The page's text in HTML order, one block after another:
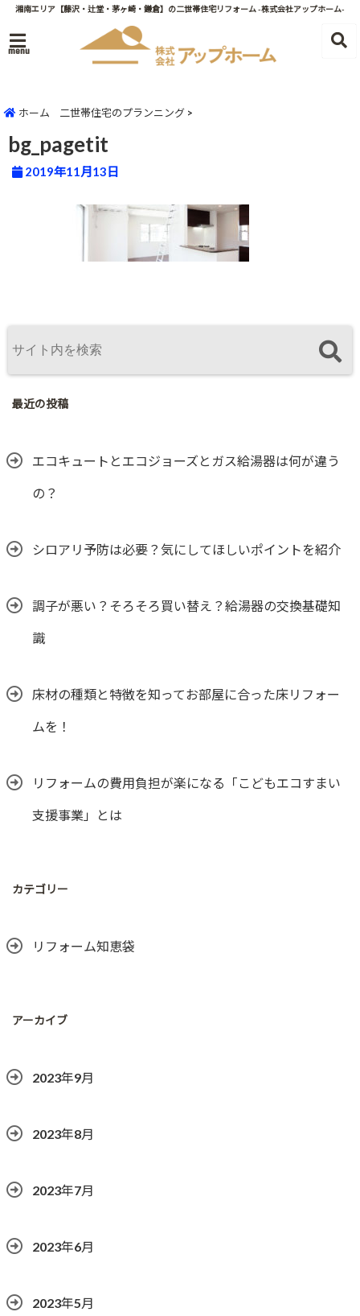
湘南エリア【藤沢・辻堂・茅ヶ崎・鎌倉】の二世帯住宅リフォーム -株式会社アップホーム-
menu
ホーム 二世帯住宅のプランニング >
bg_pagetit
2019年11月13日
最近の投稿
エコキュートとエコジョーズとガス給湯器は何が違う
の？
シロアリ予防は必要？気にしてほしいポイントを紹介
調子が悪い？そろそろ買い替え？給湯器の交換基礎知
識
床材の種類と特徴を知ってお部屋に合った床リフォー
ムを！
リフォームの費用負担が楽になる「こどもエコすまい
支援事業」とは
カテゴリー
リフォーム知恵袋
アーカイブ
2023年9月
2023年8月
2023年7月
2023年6月
2023年5月